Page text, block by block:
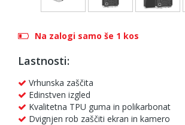
Na zalogi samo še 1 kos
Lastnosti:
Vrhunska zaščita
Edinstven izgled
Kvalitetna TPU guma in polikarbonat
Dvignjen rob zaščiti ekran in kamero